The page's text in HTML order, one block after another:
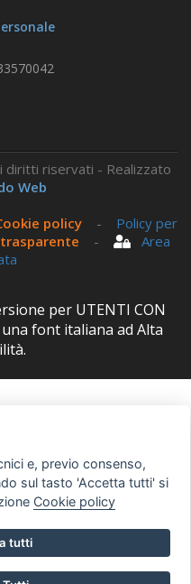
diritti riservati - Realizzato
Web
policy- Policy per
-
Area
per UTENTI CON
una font italiana ad Alta
e, previo consenso,
sul tasto 'Accetta tutti' si
Cookie policy
tutti